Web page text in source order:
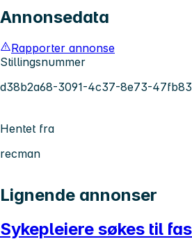
Annonsedata
Rapporter annonse
Stillingsnummer
d38b2a68-3091-4c37-8e73-
Hentet fra
recman
Lignende annonser
Sykepleiere søkes til